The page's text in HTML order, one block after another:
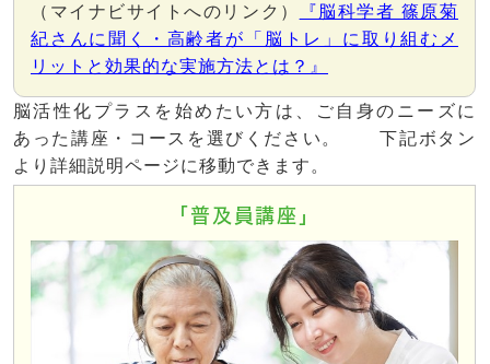
（マイナビサイトへのリンク）
『脳科学者 篠原菊
紀さんに聞く・高齢者が「脳トレ」に取り組むメ
リットと効果的な実施方法とは？』
脳活性化プラスを始めたい方は、ご自身のニーズに
あった講座・コースを選びください。
下記ボタン
より詳細説明ページに移動できます。
「普及員講座」